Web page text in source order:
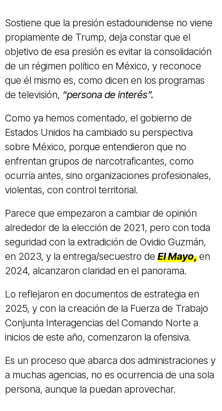
Sostiene que la presión estadounidense no viene
propiamente de Trump, deja constar que el
objetivo de esa presión es evitar la consolidación
de un régimen político en México, y reconoce
que él mismo es, como dicen en los programas
de televisión, “persona de interés”.
Como ya hemos comentado, el gobierno de
Estados Unidos ha cambiado su perspectiva
sobre México, porque entendieron que no
enfrentan grupos de narcotraficantes, como
ocurría antes, sino organizaciones profesionales,
violentas, con control territorial.
Parece que empezaron a cambiar de opinión
alrededor de la elección de 2021, pero con toda
seguridad con la extradición de Ovidio Guzmán,
en 2023, y la entrega/secuestro de El Mayo, en
2024, alcanzaron claridad en el panorama.
Lo reflejaron en documentos de estrategia en
2025, y con la creación de la Fuerza de Trabajo
Conjunta Interagencias del Comando Norte a
inicios de este año, comenzaron la ofensiva.
Es un proceso que abarca dos administraciones y
a muchas agencias, no es ocurrencia de una sola
persona, aunque la puedan aprovechar.